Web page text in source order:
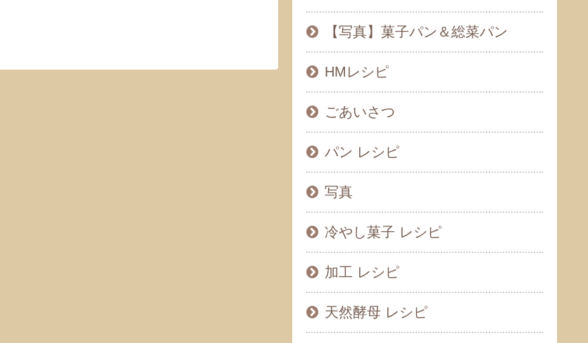
【写真】菓子パン＆総菜パン
HMレシピ
ごあいさつ
パン レシピ
写真
冷やし菓子 レシピ
加工 レシピ
天然酵母 レシピ